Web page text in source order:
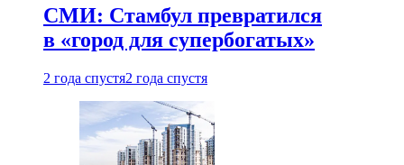
СМИ: Стамбул превратился
в «город для супербогатых»
2 года спустя2 года спустя